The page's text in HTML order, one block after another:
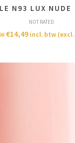
N93 LUX NUDE
NOT RATED
€14,49 incl. btw (excl.